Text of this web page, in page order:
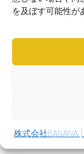
を及ぼす可能性が
株式会社BANANA
✨このチ
?‍♂️?‍♀️ ま
? お問い